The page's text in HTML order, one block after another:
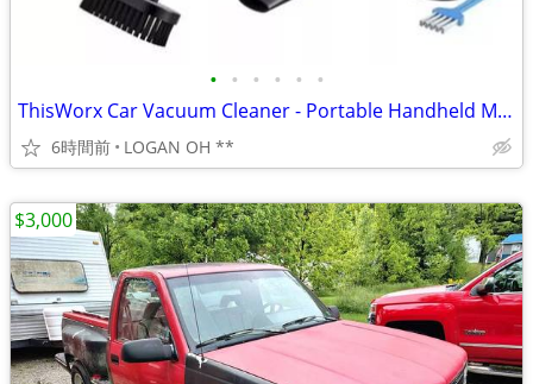
• • • • • •
ThisWorx Car Vacuum Cleaner - Portable Handheld Mini Vacuum Cleaner W/
6時間前 LOGAN OH **
$3,000